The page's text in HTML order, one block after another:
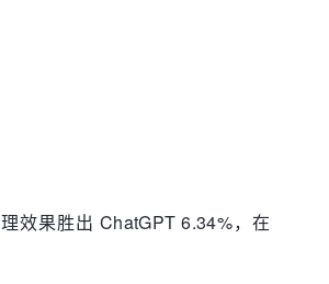
效果胜出 ChatGPT 6.34%，在